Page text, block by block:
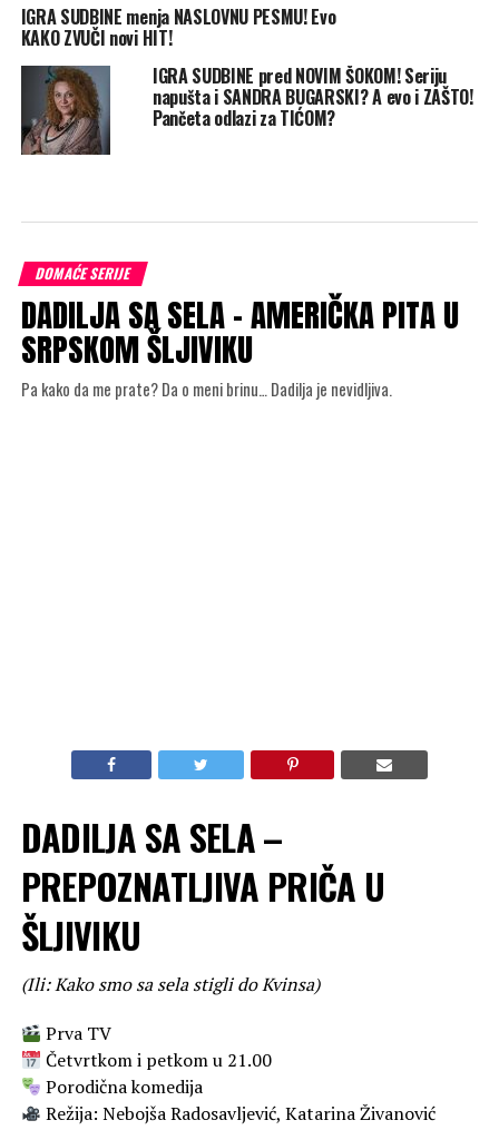
IGRA SUDBINE menja NASLOVNU PESMU! Evo
KAKO ZVUČI novi HIT!
IGRA SUDBINE pred NOVIM ŠOKOM! Seriju
napušta i SANDRA BUGARSKI? A evo i ZAŠTO!
Pančeta odlazi za TIĆOM?
DOMAĆE SERIJE
DADILJA SA SELA – AMERIČKA PITA U
SRPSKOM ŠLJIVIKU
Pa kako da me prate? Da o meni brinu… Dadilja je nevidljiva.
DADILJA SA SELA –
PREPOZNATLJIVA PRIČA U
ŠLJIVIKU
(Ili: Kako smo sa sela stigli do Kvinsa)
Prva TV
Četvrtkom i petkom u 21.00
Porodična komedija
Režija: Nebojša Radosavljević, Katarina Živanović